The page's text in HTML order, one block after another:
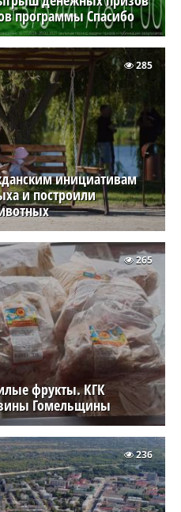
программы Спасибо
инициативам
и построили
285
фрукты. КГК
Гомельщины
265
236